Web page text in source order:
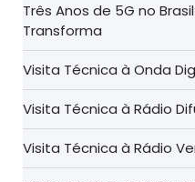
Três Anos de 5G no
Transforma
Visita Técnica à Onda
Visita Técnica à Rádio
Visita Técnica à Rádio